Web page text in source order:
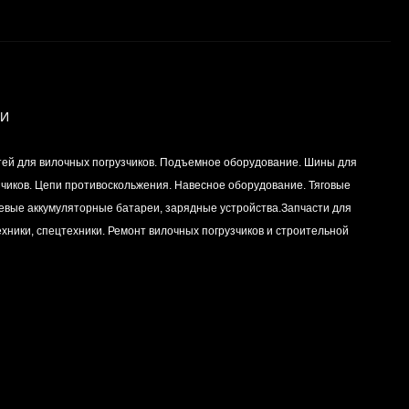
Вкладыш коренной (0,5)
(1шт - 1 половинка) для
двигателей
Цена по
запросу
для вилочных погрузчиков. Подъемное оборудование. Шины для
Цепи противоскольжения. Навесное оборудование. Тяговые
аккумуляторные батареи, зарядные устройства.Запчасти для
спецтехники. Ремонт вилочных погрузчиков и строительной